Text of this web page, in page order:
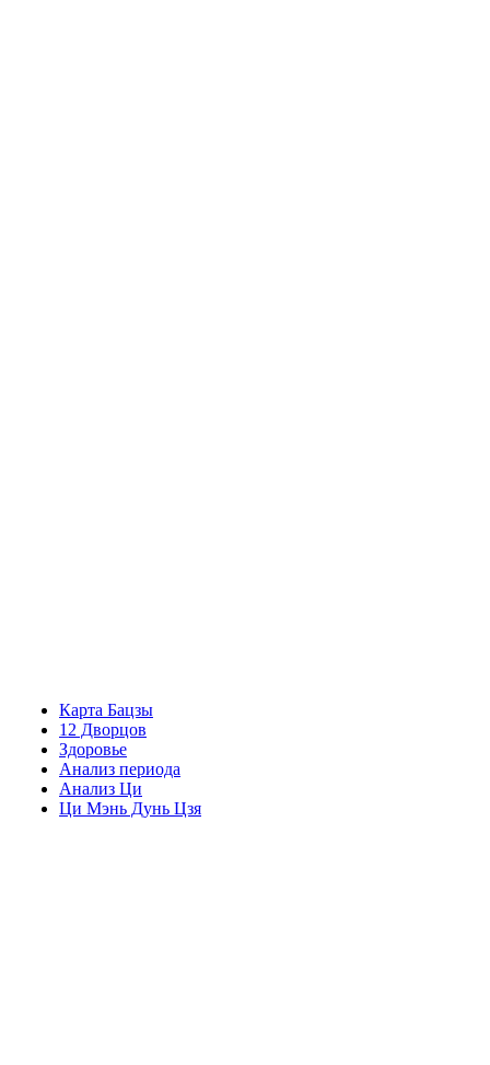
Карта Бацзы
12 Дворцов
Здоровье
Анализ периода
Анализ Ци
Ци Мэнь Дунь Цзя